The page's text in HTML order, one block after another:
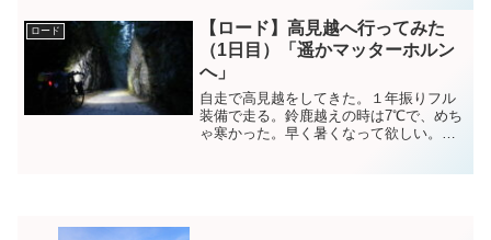
てきたので、毎度のザバス＆...
ロード
【ロード】高見越へ行ってみた
（1日目）「遥かマッターホルン
へ」
自走で高見越をしてきた。１年振りフル
装備で走る。鈴鹿越えの時は7℃で、めち
ゃ寒かった。早く暑くなって欲しい。家